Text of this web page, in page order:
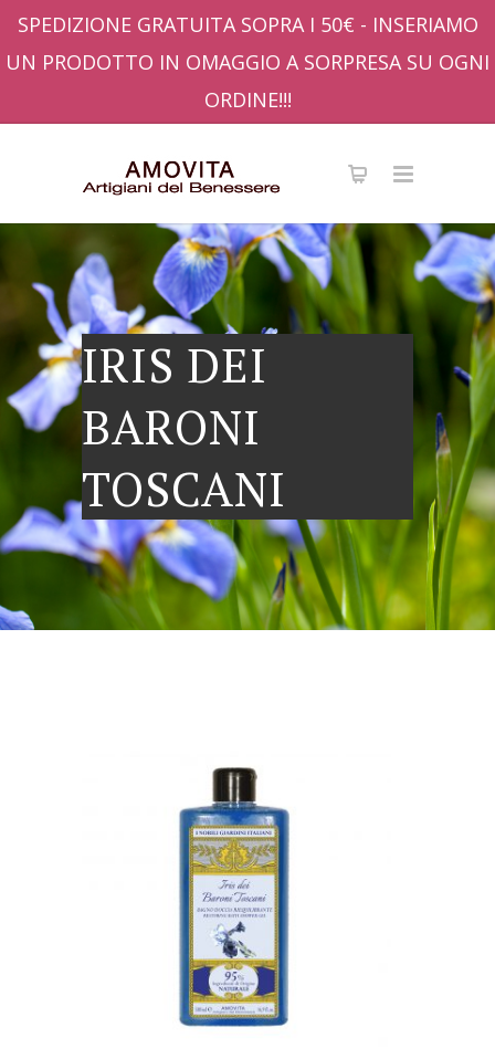
SPEDIZIONE GRATUITA SOPRA I 50€ - INSERIAMO
UN PRODOTTO IN OMAGGIO A SORPRESA SU OGNI
ORDINE!!!
IRIS DEI
BARONI
TOSCANI